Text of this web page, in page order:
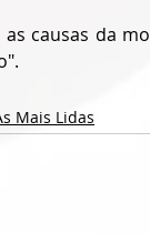
causas da
Mais Lidas